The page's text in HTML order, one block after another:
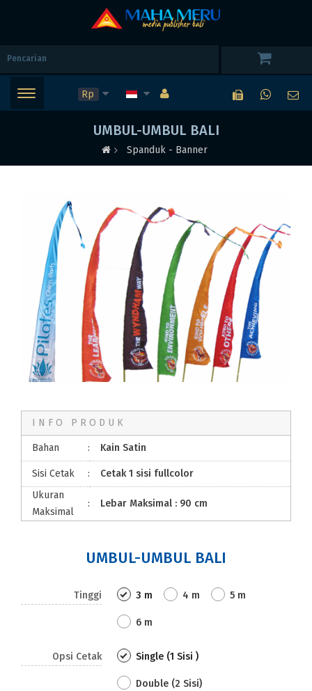
Rp
UMBUL-UMBUL BALI
Spanduk - Banner
INFO PRODUK
Bahan : Kain Satin
Sisi Cetak :
Cetak 1 sisi fullcolor
Ukuran
Maksimal
: Lebar Maksimal : 90 cm
UMBUL-UMBUL BALI
Tinggi 3 m 4 m 5 m
6 m
Opsi Cetak Single (1 Sisi )
Double (2 Sisi)